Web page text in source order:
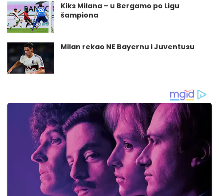
Kiks Milana – u Bergamo po Ligu
šampiona
Milan rekao NE Bayernu i Juventusu